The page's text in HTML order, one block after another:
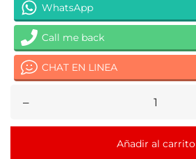
WhatsApp
Call me back
CHAT EN LINEA
–
Añadir al carrito